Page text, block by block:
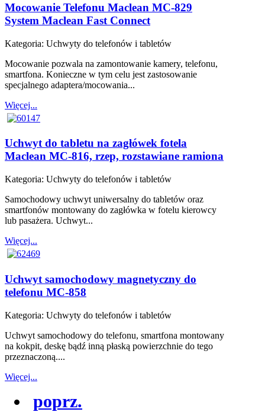
Mocowanie Telefonu Maclean MC-829
System Maclean Fast Connect
Kategoria: Uchwyty do telefonów i tabletów
Mocowanie pozwala na zamontowanie kamery, telefonu,
smartfona. Konieczne w tym celu jest zastosowanie
specjalnego adaptera/mocowania...
Więcej...
Uchwyt do tabletu na zagłówek fotela
Maclean MC-816, rzep, rozstawiane ramiona
Kategoria: Uchwyty do telefonów i tabletów
Samochodowy uchwyt uniwersalny do tabletów oraz
smartfonów montowany do zagłówka w fotelu kierowcy
lub pasażera. Uchwyt...
Więcej...
Uchwyt samochodowy magnetyczny do
telefonu MC-858
Kategoria: Uchwyty do telefonów i tabletów
Uchwyt samochodowy do telefonu, smartfona montowany
na kokpit, deskę bądź inną płaską powierzchnie do tego
przeznaczoną....
Więcej...
poprz.